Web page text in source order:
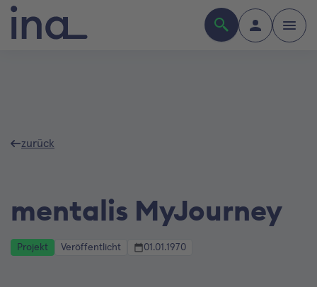
zurück
mentalis MyJourney
Projekt Veröffentlicht 01.01.1970